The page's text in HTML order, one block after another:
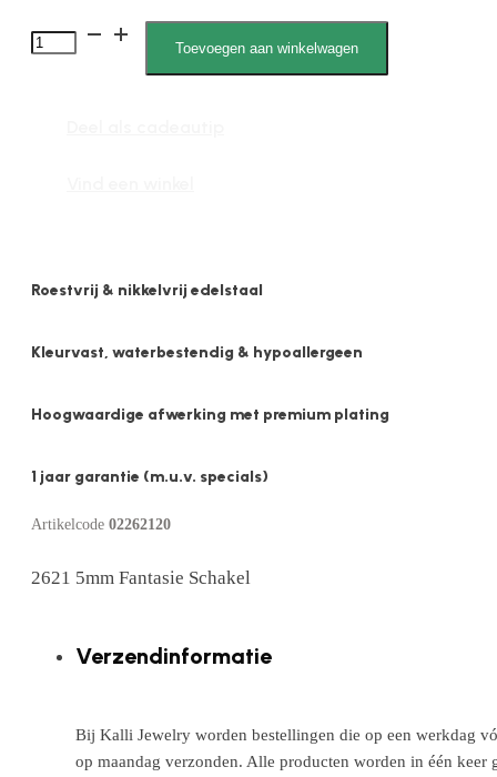
2621
Toevoegen aan winkelwagen
Roestvrij & nikkelvrij edelstaal
Kleurvast, waterbestendig & hypoallergeen
Hoogwaardige afwerking met premium plating
1 jaar garantie (m.u.v. specials)
Artikelcode 02262120
2621 5mm Fantasie Schakel
Verzendinformatie
Bij Kalli Jewelry worden bestellingen die op een werkdag
op maandag verzonden. Alle producten worden in één